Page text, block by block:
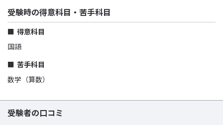
受験時の得意科目・苦手科目
得意科目
国語
苦手科目
数学（算数）
受験者の口コミ